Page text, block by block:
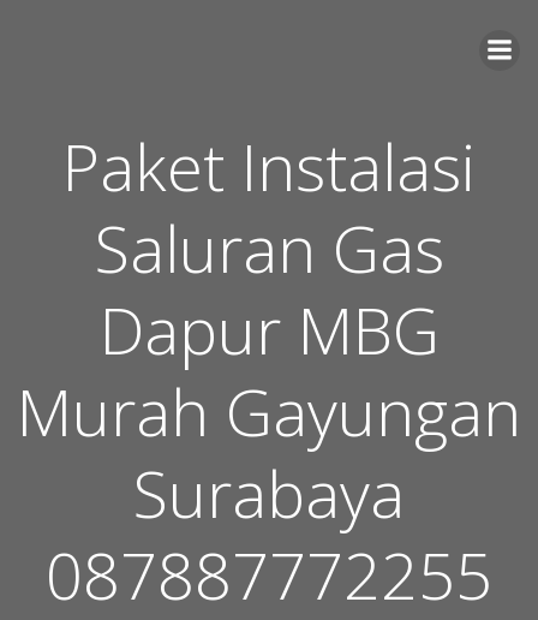
Paket Instalasi
Saluran Gas
Dapur MBG
Murah Gayungan
Surabaya
087887772255